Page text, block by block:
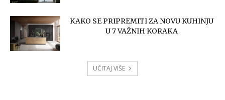
KAKO SE PRIPREMITI ZA NOVU KUHINJU
U 7 VAŽNIH KORAKA
UČITAJ VIŠE